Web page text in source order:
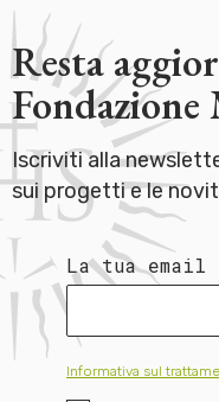
Resta
Fondazione
Iscriviti alla
sui progetti e le
La tua email
Informativa sul